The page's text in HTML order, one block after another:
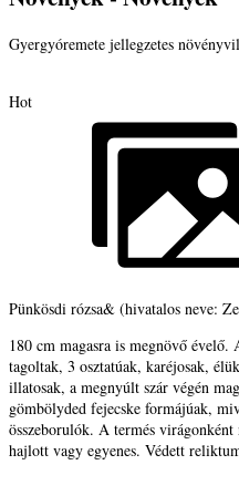
Gyergyóremete jellegzetes
Hot
Pünkösdi rózsa& (hivatalos neve:
180 cm magasra is megnövő évelő.
tagoltak, 3 osztatúak, karéjosak,
illatosak, a megnyúlt szár végén
gömbölyded fejecske formájúak,
összeborulók. A termés
hajlott vagy egyenes. Védett